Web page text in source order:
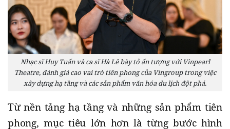
Nhạc sĩ Huy Tuấn và ca sĩ Hà Lê bày tỏ ấn tượng với Vinpearl
Theatre, đánh giá cao vai trò tiên phong của Vingroup trong việc
xây dựng hạ tầng và các sản phẩm văn hóa du lịch đột phá.
Từ nền tảng hạ tầng và những sản phẩm tiên
phong, mục tiêu lớn hơn là từng bước hình